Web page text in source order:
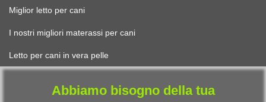
Miglior letto per cani
I nostri migliori materassi per cani
Letto per cani in vera pelle
Abbiamo bisogno della tua